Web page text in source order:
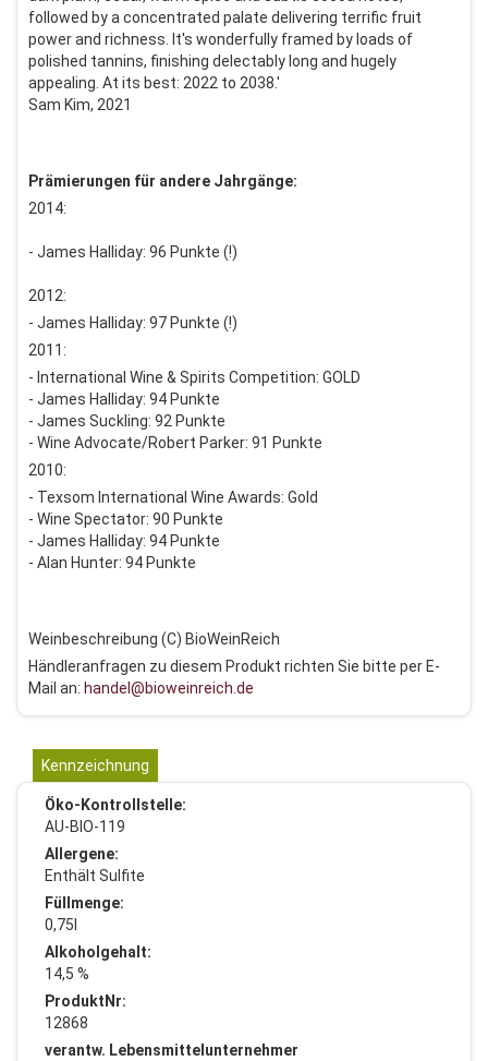
followed by a concentrated palate delivering terrific fruit
power and richness. It's wonderfully framed by loads of
polished tannins, finishing delectably long and hugely
appealing. At its best: 2022 to 2038.'
Sam Kim, 2021
Prämierungen für andere Jahrgänge:
2014:
- James Halliday: 96 Punkte (!)
2012:
- James Halliday: 97 Punkte (!)
2011:
- International Wine & Spirits Competition: GOLD
- James Halliday: 94 Punkte
- James Suckling: 92 Punkte
- Wine Advocate/Robert Parker: 91 Punkte
2010:
- Texsom International Wine Awards: Gold
- Wine Spectator: 90 Punkte
- James Halliday: 94 Punkte
- Alan Hunter: 94 Punkte
Weinbeschreibung (C) BioWeinReich
Händleranfragen zu diesem Produkt richten Sie bitte per E-
Mail an: handel@bioweinreich.de
Kennzeichnung
Öko-Kontrollstelle:
AU-BIO-119
Allergene:
Enthält Sulfite
Füllmenge:
0,75l
Alkoholgehalt:
14,5 %
ProduktNr:
12868
verantw. Lebensmittelunternehmer